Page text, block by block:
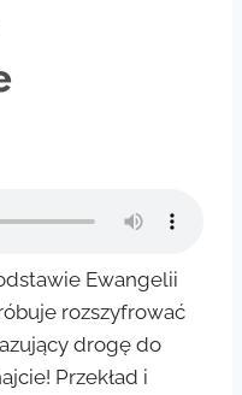
Ewangelii
rozszyfrować
drogę do
Przekład i